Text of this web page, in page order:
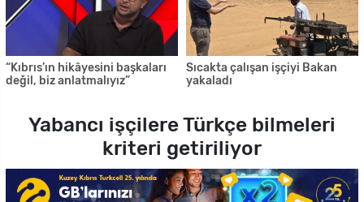
“Kıbrıs’ın hikâyesini başkaları
değil, biz anlatmalıyız”
Sıcakta çalışan işçiyi Bakan
yakaladı
Yabancı işçilere Türkçe bilmeleri
kriteri getiriliyor